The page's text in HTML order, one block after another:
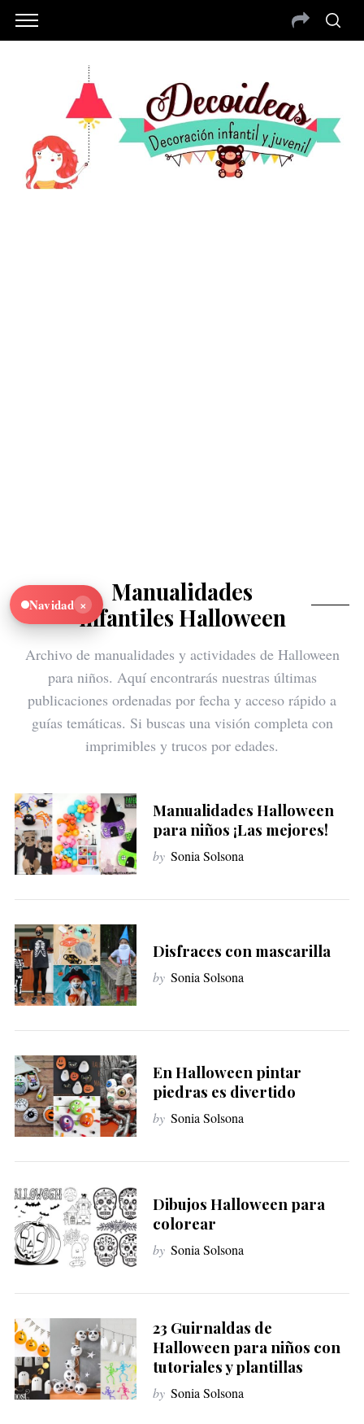
Manualidades
infantiles Halloween
Archivo de manualidades y actividades de Halloween
para niños. Aquí encontrarás nuestras últimas
publicaciones ordenadas por fecha y acceso rápido a
guías temáticas. Si buscas una visión completa con
imprimibles y trucos por edades.
Manualidades Halloween
para niños ¡Las mejores!
by Sonia Solsona
Disfraces con mascarilla
by Sonia Solsona
En Halloween pintar
piedras es divertido
by Sonia Solsona
Dibujos Halloween para
colorear
by Sonia Solsona
23 Guirnaldas de
Halloween para niños con
tutoriales y plantillas
by Sonia Solsona
Navidad ×